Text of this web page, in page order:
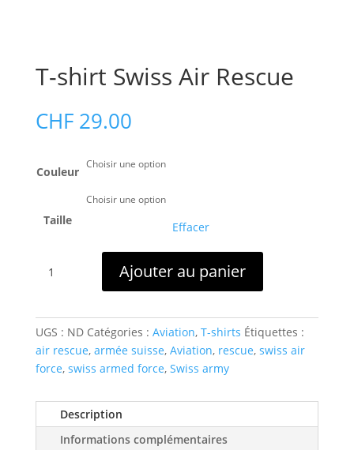
T-shirt Swiss Air Rescue
CHF29.00
Couleur
Taille Effacer
Swiss
Air
Rescue
Ajouter au panier
UGS : ND Catégories : Aviation, T-shirts Étiquettes :
air rescue, armée suisse, Aviation, rescue, swiss air
force, swiss armed force, Swiss army
Description
Informations complémentaires